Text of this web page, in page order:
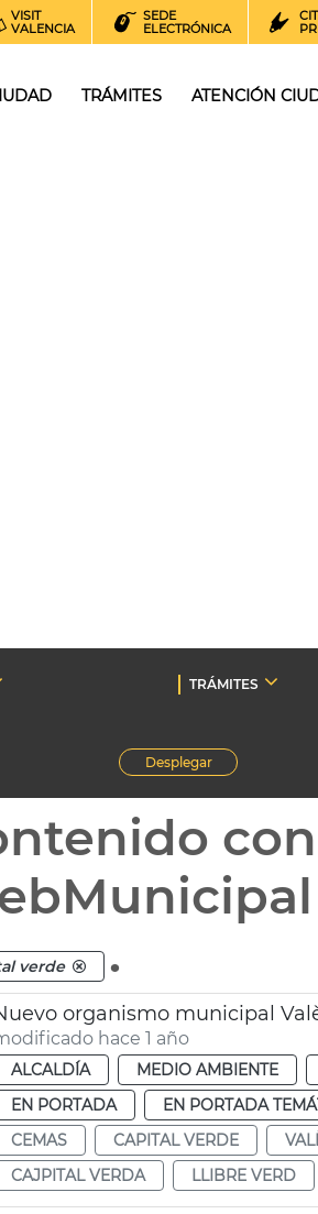
VISIT
VALENCIA
SEDE
ELECTRÓNICA
TRÁMITES ATENCIÓN
TRÁMITES
Desplegar
verde .
organismo municipal
hace 1 año
ALCALDÍA MEDIO AMBIENTE
EN PORTADA
EN PORTADA
CEMAS
CAPITAL VERDE
CAJPITAL VERDA
LLIBRE VERD